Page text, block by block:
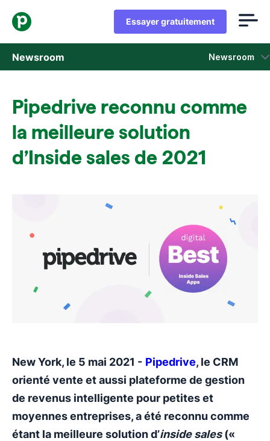
Essayer gratuitement
Newsroom Newsroom
Rapports et enquêtes sur la vente
Dossier de presse
Pipedrive reconnu comme
la meilleure solution
d’Inside sales de 2021
New York, le 5 mai 2021 - Pipedrive, le CRM
orienté vente et aussi plateforme de gestion
de revenus intelligente pour petites et
moyennes entreprises, a été reconnu comme
étant la meilleure solution d’inside sales(«